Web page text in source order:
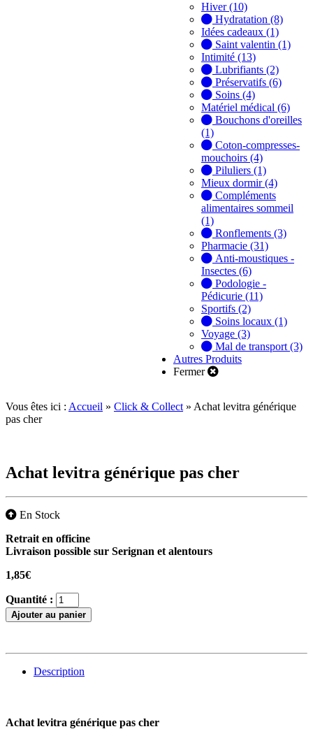
Hiver (10)
Hydratation (8)
Idées cadeaux (1)
Saint valentin (1)
Intimité (13)
Lubrifiants (2)
Préservatifs (6)
Soins (4)
Matériel médical (6)
Bouchons d'oreilles
(1)
Coton-compresses-
mouchoirs (4)
Piluliers (1)
Mieux dormir (4)
Compléments
alimentaires sommeil
(1)
Ronflements (3)
Pharmacie (31)
Anti-moustiques -
Insectes (6)
Podologie -
Pédicurie (11)
Sportifs (2)
Soins locaux (1)
Voyage (3)
Mal de transport (3)
Autres Produits
Fermer
Vous êtes ici : Accueil » Click & Collect » Achat levitra générique
pas cher
Achat levitra générique pas cher
En Stock
Retrait en officine
Livraison possible sur Serignan et alentours
1,85€
Quantité :
Ajouter au panier
Description
Achat levitra générique pas cher